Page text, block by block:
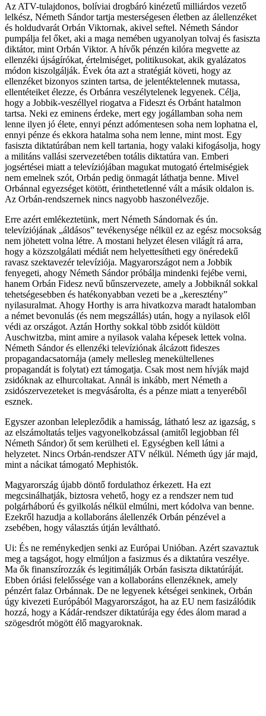
Az ATV-tulajdonos, bolíviai drogbáró kinézetű milliárdos vezető
lelkész, Németh Sándor tartja mesterségesen életben az álellenzéket
és holdudvarát Orbán Viktornak, akivel seftel. Németh Sándor
pumpálja fel őket, aki a maga nemében ugyanolyan tolvaj és fasiszta
diktátor, mint Orbán Viktor. A hívők pénzén kilóra megvette az
ellenzéki újságírókat, értelmiséget, politikusokat, akik gyalázatos
módon kiszolgálják. Évek óta azt a stratégiát követi, hogy az
ellenzéket bizonyos szinten tartsa, de jelentéktelennek mutassa,
ellentéteiket élezze, és Orbánra veszélytelenek legyenek. Célja,
hogy a Jobbik-veszéllyel riogatva a Fideszt és Orbánt hatalmon
tartsa. Neki ez eminens érdeke, mert egy jogállamban soha nem
lenne ilyen jó élete, ennyi pénzt adómentesen soha nem lophatna el,
ennyi pénze és ekkora hatalma soha nem lenne, mint most. Egy
fasiszta diktatúrában nem kell tartania, hogy valaki kifogásolja, hogy
a militáns vallási szervezetében totális diktatúra van. Emberi
jogsértései miatt a televíziójában magukat mutogató értelmiségiek
nem emelnek szót, Orbán pedig önmagát láthatja benne. Mivel
Orbánnal egyezséget kötött, érinthetetlenné vált a másik oldalon is.
Az Orbán-rendszernek nincs nagyobb haszonélvezője.
Erre azért emlékeztetünk, mert Németh Sándornak és ún.
televíziójának „áldásos” tevékenysége nélkül ez az egész mocsokság
nem jöhetett volna létre. A mostani helyzet élesen világít rá arra,
hogy a közszolgálati médiát nem helyettesítheti egy önéredekű
ravasz szektavezér televíziója. Magyarországot nem a Jobbik
fenyegeti, ahogy Németh Sándor próbálja mindenki fejébe verni,
hanem Orbán Fidesz nevű bűnszervezete, amely a Jobbiknál sokkal
tehetségesebben és hatékonyabban vezeti be a „keresztény”
nyilasuralmat. Ahogy Horthy is arra hivatkozva maradt hatalomban
a német bevonulás (és nem megszállás) után, hogy a nyilasok elől
védi az országot. Aztán Horthy sokkal több zsidót küldött
Auschwitzba, mint amire a nyilasok valaha képesek lettek volna.
Németh Sándor és ellenzéki televíziónak álcázott fideszes
propagandacsatornája (amely mellesleg menekültellenes
propagandát is folytat) ezt támogatja. Csak most nem hívják majd
zsidóknak az elhurcoltakat. Annál is inkább, mert Németh a
zsidószervezeteket is megvásárolta, és a pénze miatt a tenyeréből
esznek.
Egyszer azonban lelepleződik a hamisság, látható lesz az igazság, s
az elszámoltatás teljes vagyonelkobzással (amitől legjobban fél
Németh Sándor) őt sem kerülheti el. Egységben kell látni a
helyzetet. Nincs Orbán-rendszer ATV nélkül. Németh úgy jár majd,
mint a nácikat támogató Mephistók.
Magyarország újabb döntő fordulathoz érkezett. Ha ezt
megcsinálhatják, biztosra vehető, hogy ez a rendszer nem tud
polgárháború és gyilkolás nélkül elmúlni, mert kódolva van benne.
Ezekről hazudja a kollaboráns álellenzék Orbán pénzével a
zsebében, hogy választás útján leváltható.
Ui: És ne reménykedjen senki az Európai Unióban. Azért szavaztuk
meg a tagságot, hogy elmúljon a fasizmus és a diktatúra veszélye.
Ma ők finanszírozzák és legitimálják Orbán fasiszta diktatúráját.
Ebben óriási felelőssége van a kollaboráns ellenzéknek, amely
pénzért falaz Orbánnak. De ne legyenek kétségei senkinek, Orbán
úgy kivezeti Európából Magyarországot, ha az EU nem fasizálódik
hozzá, hogy a Kádár-rendszer diktatúrája egy édes álom marad a
szögesdrót mögött élő magyaroknak.